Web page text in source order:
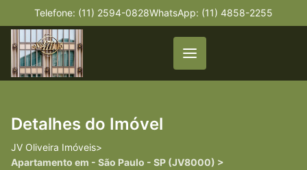
Telefone: (11) 2594-0828WhatsApp: (11) 4858-2255
Detalhes do Imóvel
JV Oliveira Imóveis>
Apartamento em - São Paulo - SP (JV8000) >